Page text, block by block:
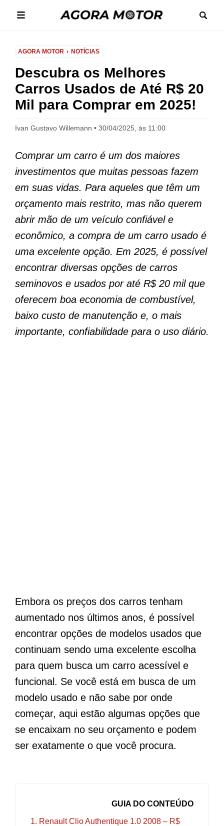
AGORA MOTOR NOTÍCIAS
Descubra os Melhores
Carros Usados de Até R$ 20
Mil para Comprar em 2025!
Ivan Gustavo Willemann 30/04/2025, às 11:00
Comprar um carro é um dos maiores
investimentos que muitas pessoas fazem
em suas vidas. Para aqueles que têm um
orçamento mais restrito, mas não querem
abrir mão de um veículo confiável e
econômico, a compra de um carro usado é
uma excelente opção. Em 2025, é possível
encontrar diversas opções de carros
seminovos e usados por até R$ 20 mil que
oferecem boa economia de combustível,
baixo custo de manutenção e, o mais
importante, confiabilidade para o uso diário.
Embora os preços dos carros tenham
aumentado nos últimos anos, é possível
encontrar opções de modelos usados que
continuam sendo uma excelente escolha
para quem busca um carro acessível e
funcional. Se você está em busca de um
modelo usado e não sabe por onde
começar, aqui estão algumas opções que
se encaixam no seu orçamento e podem
ser exatamente o que você procura.
GUIA DO CONTEÚDO
1. Renault Clio Authentique 1.0 2008 – R$